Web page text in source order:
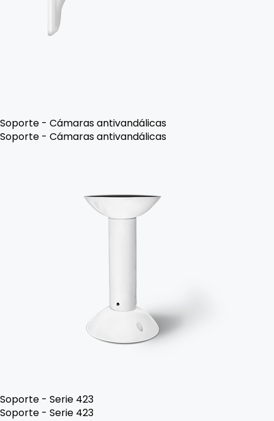
Soporte - Cámaras antivandálicas
Soporte - Cámaras antivandálicas
Soporte - Serie 423
Soporte - Serie 423